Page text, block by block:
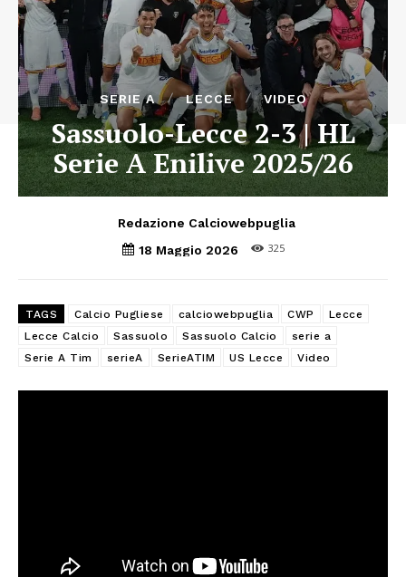
SERIE A LECCE VIDEO
Sassuolo-Lecce 2-3 | HL
Serie A Enilive 2025/26
Redazione Calciowebpuglia
18 Maggio 2026
325
TAGS Calcio Pugliese calciowebpuglia CWP
Lecce
Lecce Calcio
Sassuolo Sassuolo Calcio
serie a
Serie A Tim
serieA SerieATIM US Lecce Video